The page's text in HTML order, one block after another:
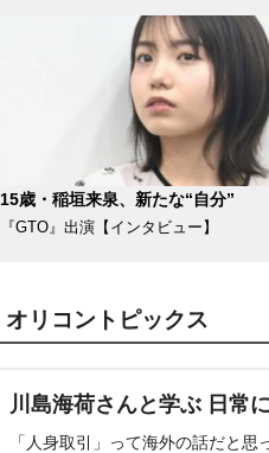
15歳・稲垣来泉、新たな“自分”
『GTO』出演【インタビュー】
オリコントピックス
川島海荷さんと学ぶ 日常
「人身取引」って海外の話だと